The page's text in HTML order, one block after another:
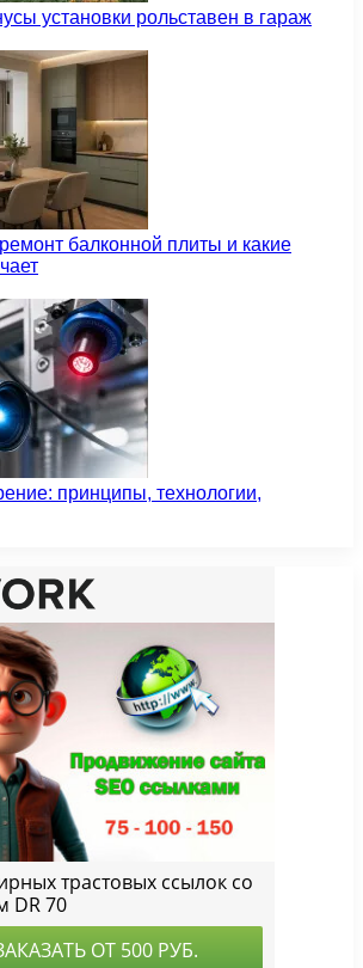
установки рольставен в гараж
балконной плиты и какие
принципы, технологии,